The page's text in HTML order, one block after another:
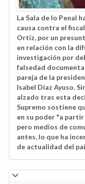
La Sala de lo Penal
causa contra el
Ortiz, por un
en relación con la
investigación por
falsedad
pareja de la
Isabel Díaz Ayuso.
alzado tras esta
Supremo sostiene
en su poder "a
pero medios de
antes, lo que ha
de actualidad del